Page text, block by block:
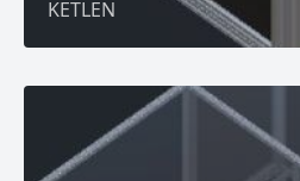
KETLEN